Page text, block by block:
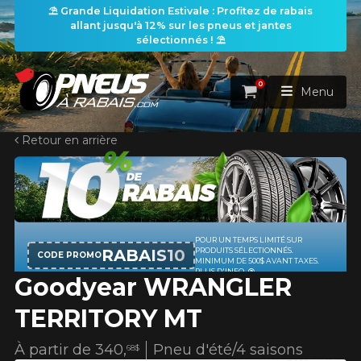
⛱️ Grande Liquidation Estivale : Profitez de rabais
allant jusqu'à 12% sur les pneus et jantes
sélectionnés ! ⛱️
ACCUEIL
PNEUS
RECHERCHE DE PNEUS VOIR TOUT
Rechercher par
Par dimensions Par véhicule
Recherche par dimensions
ROUES
RECHERCHE DE ROUES VOIR TOUT
ENSEMBLES
RECHERCHE D'ENSEMBLES
PROMOTIONS
Panier
0
Menu
Retour en arrière
Goodyear WRANGLER
TERRITORY MT
Pneu d'été/4 saisons
À partir de 340,68$
CODE PROMORABAIS10
POUR UN TEMPS LIMITÉ SUR
PRODUITS SÉLECTIONNÉS.
MINIMUM DE 500$ AVANT TAXES.
PLUS D'INFO
…
Votre véhicule
Année
Marque
Modèle